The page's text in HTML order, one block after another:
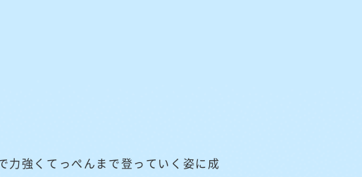
力強くてっぺんまで登っていく姿に成